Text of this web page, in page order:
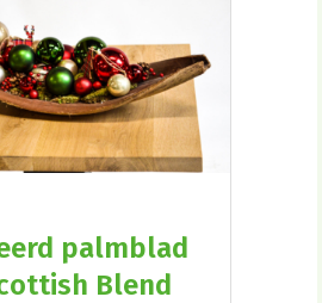
palmblad
Blend